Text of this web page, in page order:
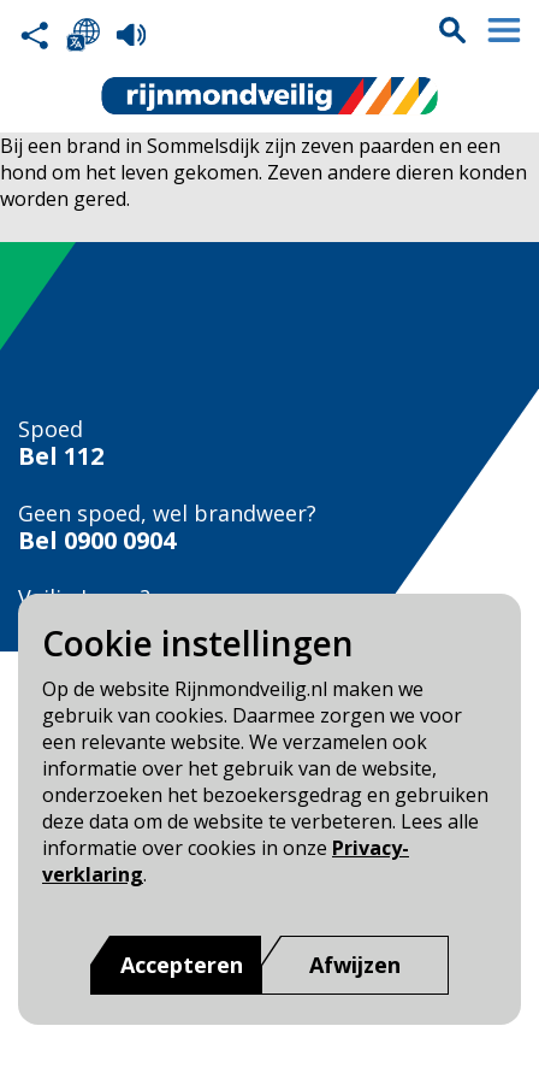
Cookie instellingen
Op de website Rijnmondveilig.nl maken we
gebruik van cookies. Daarmee zorgen we voor
een relevante website. We verzamelen ook
informatie over het gebruik van de website,
onderzoeken het bezoekersgedrag en gebruiken
deze data om de website te verbeteren. Lees alle
informatie over cookies in onze Privacy-
verklaring.
Accepteren Afwijzen
Bij een brand in Sommelsdijk zijn zeven paarden en een
hond om het leven gekomen. Zeven andere dieren konden
worden gered.
Spoed
Bel 112
Geen spoed, wel brandweer?
Bel 0900 0904
Veilig Leven?
Bel 0900-8387
Blijf op de hoogte
Cookie- en Privacybeleid
Toegankelijkheid
Rijnmond